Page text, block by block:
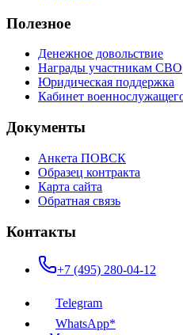
Полезное
Денежное довольствие
Награды участникам СВО
Юридическая поддержка
Кабинет
Документы
Анкета ПОВСК
Образец контракта
Карта сайта
Обратная связь
Контакты
+7 (495) 280-04-12
Telegram
WhatsApp*